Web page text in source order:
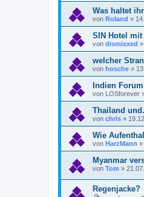
Was haltet
von Roland »
SIN Hotel
von dismixxed »
welcher
von hosche »
Indien Forum
von LOSforever
Thailand
von chris »
Wie
von HarzMann »
Myanmar
von Tom »
Regenjacke?